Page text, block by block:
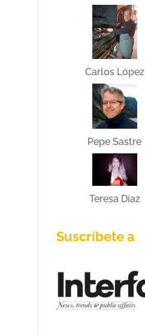
Carlos López
Pepe Sastre
Teresa Díaz
Suscríbete a